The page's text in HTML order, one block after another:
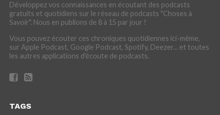
Développez vos connaissances en écoutant des podcasts
gratuits et quotidiens sur le réseau de podcasts "Choses à
Savoir". Nous en publions de 8 à 15 par jour !
Vous pouvez écouter ces chroniques quotidiennes ici-même,
sur Apple Podcast, Google Podcast, Spotify, Deezer... et toutes
les autres applications d'écoute de podcasts.
TAGS